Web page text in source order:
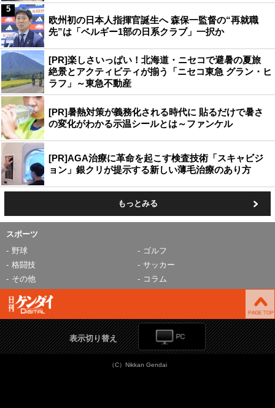
欧州初の日本人指揮官誕生へ 森保一監督の“再就職
先”は「ベルギー1部の日系クラブ」一択か
5
[PR]楽しさいっぱい！北海道・ニセコで避暑の夏旅
絶景とアクティビティが揃う「ニセコ東急 グラン・ヒ
ラフ」～東急不動産
[PR]暑熱対策が義務化される時代に 貼るだけで暑さ
の変化がわかる示温シールとは～ファンケル
[PR]AGA治療に革命を起こす検査技術「スキャビジ
ョン」銀クリが提示する新しい薄毛治療のあり方
もっとみる
スポーツ
野球
ゴルフ
格闘技
サッカー
その他
コラム
表示切り替え
（C）Nikkan Gendai